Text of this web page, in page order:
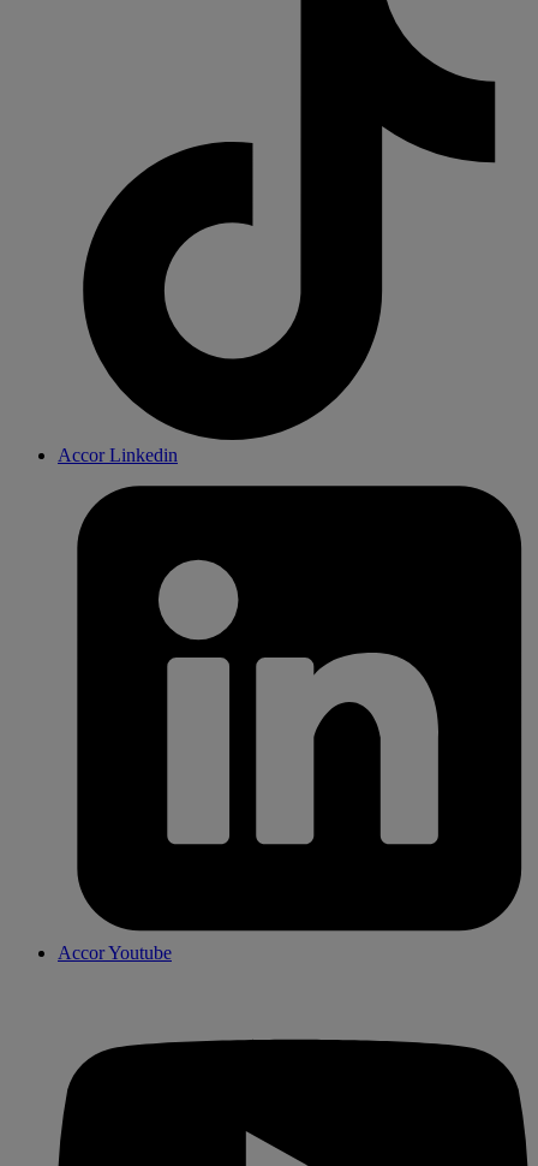
Accor Linkedin
Accor Youtube